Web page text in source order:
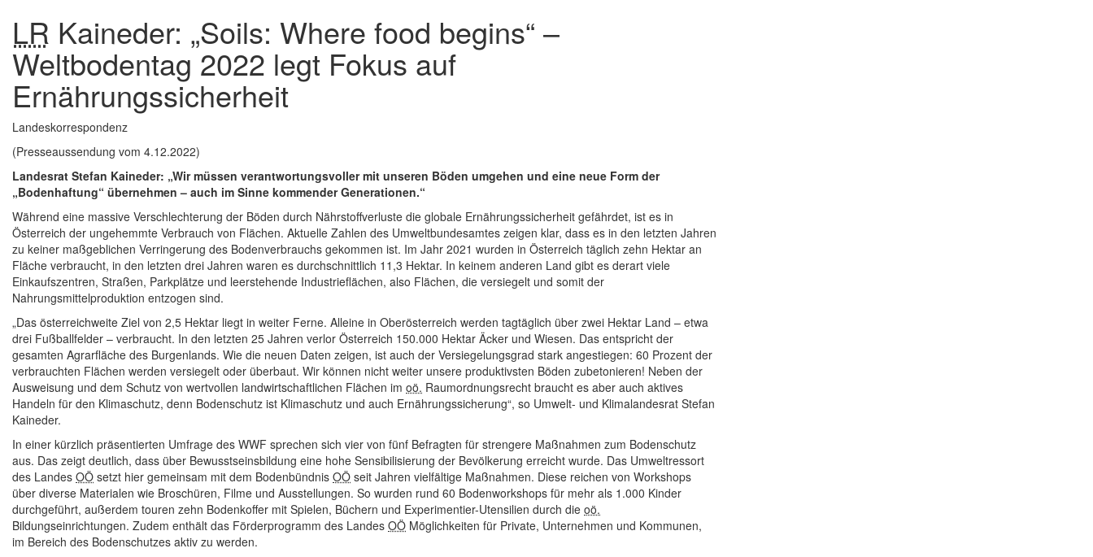
LR Kaineder: „Soils: Where food begins“ –
Weltbodentag 2022 legt Fokus auf
Ernährungssicherheit
Landeskorrespondenz
(Presseaussendung vom 4.12.2022)
Landesrat Stefan Kaineder: „Wir müssen verantwortungsvoller mit unseren Böden umgehen und eine neue Form der
„Bodenhaftung“ übernehmen – auch im Sinne kommender Generationen.“
Während eine massive Verschlechterung der Böden durch Nährstoffverluste die globale Ernährungssicherheit gefährdet, ist es in
Österreich der ungehemmte Verbrauch von Flächen. Aktuelle Zahlen des Umweltbundesamtes zeigen klar, dass es in den letzten Jahren
zu keiner maßgeblichen Verringerung des Bodenverbrauchs gekommen ist. Im Jahr 2021 wurden in Österreich täglich zehn Hektar an
Fläche verbraucht, in den letzten drei Jahren waren es durchschnittlich 11,3 Hektar. In keinem anderen Land gibt es derart viele
Einkaufszentren, Straßen, Parkplätze und leerstehende Industrieflächen, also Flächen, die versiegelt und somit der
Nahrungsmittelproduktion entzogen sind.
„Das österreichweite Ziel von 2,5 Hektar liegt in weiter Ferne. Alleine in Oberösterreich werden tagtäglich über zwei Hektar Land – etwa
drei Fußballfelder – verbraucht. In den letzten 25 Jahren verlor Österreich 150.000 Hektar Äcker und Wiesen. Das entspricht der
gesamten Agrarfläche des Burgenlands. Wie die neuen Daten zeigen, ist auch der Versiegelungsgrad stark angestiegen: 60 Prozent der
verbrauchten Flächen werden versiegelt oder überbaut. Wir können nicht weiter unsere produktivsten Böden zubetonieren! Neben der
Ausweisung und dem Schutz von wertvollen landwirtschaftlichen Flächen im oö. Raumordnungsrecht braucht es aber auch aktives
Handeln für den Klimaschutz, denn Bodenschutz ist Klimaschutz und auch Ernährungssicherung“, so Umwelt- und Klimalandesrat Stefan
Kaineder.
In einer kürzlich präsentierten Umfrage des WWF sprechen sich vier von fünf Befragten für strengere Maßnahmen zum Bodenschutz
aus. Das zeigt deutlich, dass über Bewusstseinsbildung eine hohe Sensibilisierung der Bevölkerung erreicht wurde. Das Umweltressort
des Landes OÖ setzt hier gemeinsam mit dem Bodenbündnis OÖ seit Jahren vielfältige Maßnahmen. Diese reichen von Workshops
über diverse Materialen wie Broschüren, Filme und Ausstellungen. So wurden rund 60 Bodenworkshops für mehr als 1.000 Kinder
durchgeführt, außerdem touren zehn Bodenkoffer mit Spielen, Büchern und Experimentier-Utensilien durch die oö.
Bildungseinrichtungen. Zudem enthält das Förderprogramm des Landes OÖ Möglichkeiten für Private, Unternehmen und Kommunen,
im Bereich des Bodenschutzes aktiv zu werden.